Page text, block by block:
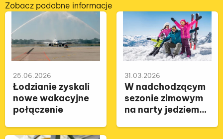
Zobacz podobne informacje
25.06.2026
Łodzianie zyskali
nowe wakacyjne
połączenie
31.03.2026
W nadchodzącym
sezonie zimowym
na narty jedziemy